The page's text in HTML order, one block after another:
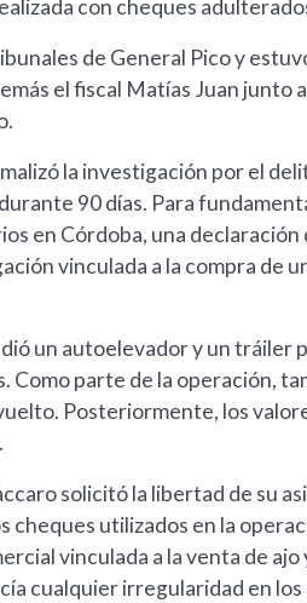
con cheques
de General Pico y
el fiscal Matías Juan junto
la investigación por el
90 días. Para
en Córdoba, una
vinculada a la compra de
un autoelevador y un tráiler
Como parte de la operación,
Posteriormente, los
solicitó la libertad de su
cheques utilizados en la
vinculada a la venta de
cualquier irregularidad en